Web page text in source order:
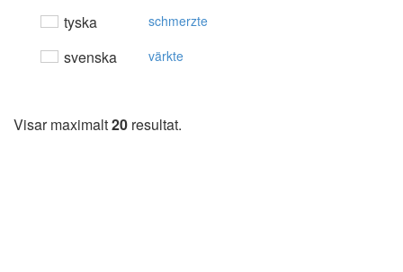
tyska schmerzte
svenska värkte
Visar maximalt20 resultat.